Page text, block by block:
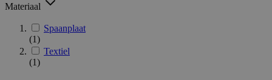
Materiaal
Spaanplaat
(1)
Textiel
(1)